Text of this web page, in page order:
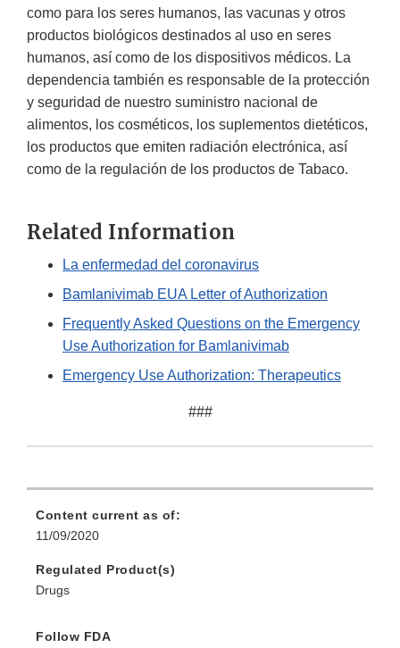
como para los seres humanos, las vacunas y otros
productos biológicos destinados al uso en seres
humanos, así como de los dispositivos médicos. La
dependencia también es responsable de la protección
y seguridad de nuestro suministro nacional de
alimentos, los cosméticos, los suplementos dietéticos,
los productos que emiten radiación electrónica, así
como de la regulación de los productos de Tabaco.
Related Information
La enfermedad del coronavirus
Bamlanivimab EUA Letter of Authorization
Frequently Asked Questions on the Emergency
Use Authorization for Bamlanivimab
Emergency Use Authorization: Therapeutics
###
Content current as of:
11/09/2020
Regulated Product(s)
Drugs
Follow FDA